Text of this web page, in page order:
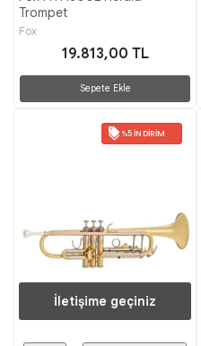
Trompet
Fox
19.813,00 TL
Sepete Ekle
%5 İNDIRIM
İletişime geçiniz